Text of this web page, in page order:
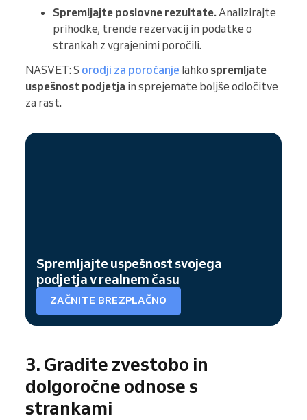
Spremljajte poslovne rezultate. Analizirajte
prihodke, trende rezervacij in podatke o
strankah z vgrajenimi poročili.
NASVET: S orodji za poročanje lahko spremljate
uspešnost podjetja in sprejemate boljše odločitve
za rast.
Spremljajte uspešnost svojega
podjetja v realnem času
ZAČNITE BREZPLAČNO
3. Gradite zvestobo in
dolgoročne odnose s
strankami